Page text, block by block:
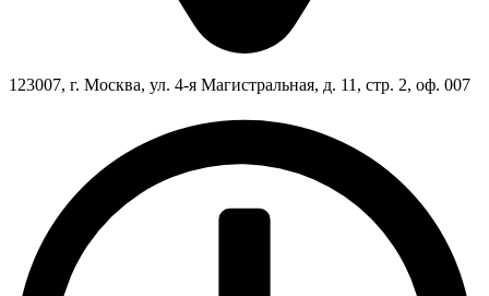
123007, г. Москва, ул. 4-я Магистральная, д. 11, стр. 2, оф. 007